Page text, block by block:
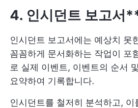
4. 인시던트 보고서
인시던트 보고서에는 예상치 못
꼼꼼하게 문서화하는 작업이 포
로 실제 이벤트, 이벤트의 순서
요약하여 기록합니다.
인시던트를 철저히 분석하고, 이